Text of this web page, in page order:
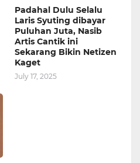
Padahal Dulu Selalu
Laris Syuting dibayar
Puluhan Juta, Nasib
Artis Cantik ini
Sekarang Bikin Netizen
Kaget
July 17, 2025